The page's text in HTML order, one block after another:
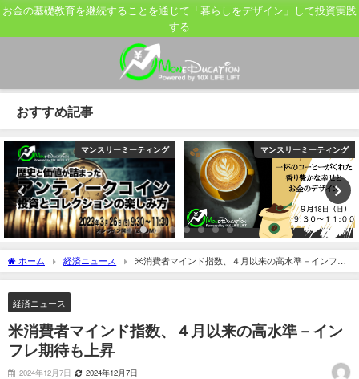
お金の基礎教育を継続することを通じて「暮らしをデザイン」して投資実践
する
おすすめ記事
マンスリーミーティング マンスリーミーティング
ホーム 経済ニュース
米消費者マインド指数、４月以来の高水準－インフレ
期待も上昇
経済ニュース
米消費者マインド指数、４月以来の高水準－イン
フレ期待も上昇
2024年12月7日 2024年12月7日